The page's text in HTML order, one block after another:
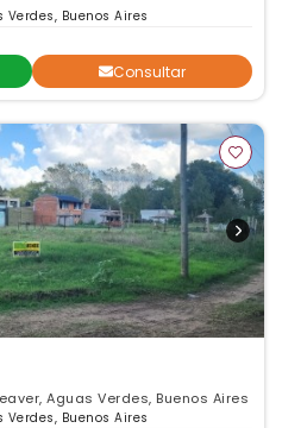
Buenos Aires
Consultar
Aguas Verdes, Buenos Aires
Buenos Aires